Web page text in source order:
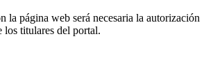
la página web será necesaria la autorización
los titulares del portal.